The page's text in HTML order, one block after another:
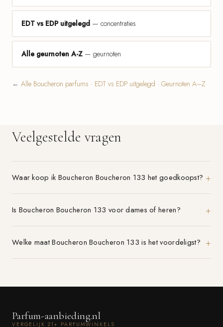
EDT vs EDP uitgelegd — concentraties
Alle geurnoten A-Z — geurnoten
← Alle Boucheron parfums · EDT vs EDP uitgelegd · Geurnoten A–Z
Veelgestelde vragen
Waar koop ik Boucheron Boucheron 133 het goedkoopst?
Is Boucheron Boucheron 133 voor dames of heren?
Welke maat Boucheron Boucheron 133 is het voordeligst?
Parfum-aanbieding.nl
VERGELIJK 21+ PARFUMWINKELS